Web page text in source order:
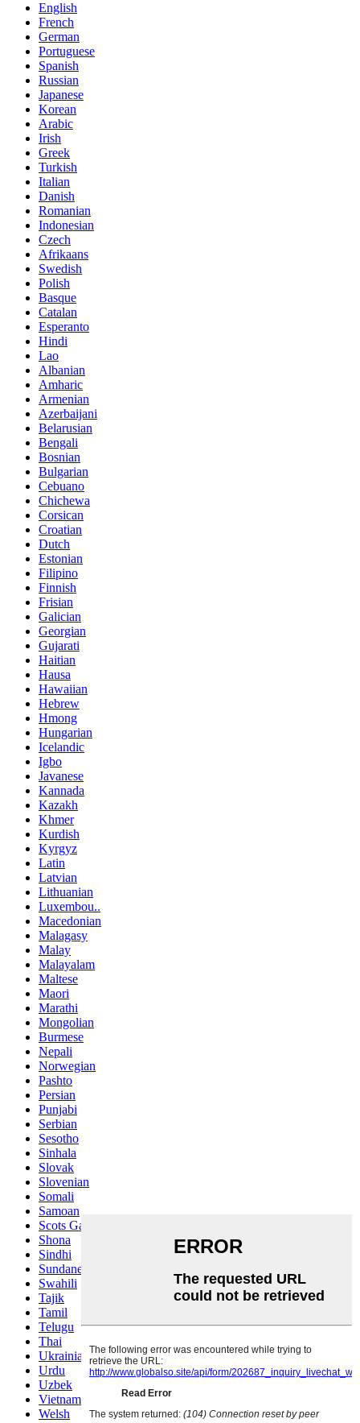
English
French
German
Portuguese
Spanish
Russian
Japanese
Korean
Arabic
Irish
Greek
Turkish
Italian
Danish
Romanian
Indonesian
Czech
Afrikaans
Swedish
Polish
Basque
Catalan
Esperanto
Hindi
Lao
Albanian
Amharic
Armenian
Azerbaijani
Belarusian
Bengali
Bosnian
Bulgarian
Cebuano
Chichewa
Corsican
Croatian
Dutch
Estonian
Filipino
Finnish
Frisian
Galician
Georgian
Gujarati
Haitian
Hausa
Hawaiian
Hebrew
Hmong
Hungarian
Icelandic
Igbo
Javanese
Kannada
Kazakh
Khmer
Kurdish
Kyrgyz
Latin
Latvian
Lithuanian
Luxembou..
Macedonian
Malagasy
Malay
Malayalam
Maltese
Maori
Marathi
Mongolian
Burmese
Nepali
Norwegian
Pashto
Persian
Punjabi
Serbian
Sesotho
Sinhala
Slovak
Slovenian
Somali
Samoan
Scots Gaelic
Shona
Sindhi
Sundanese
Swahili
Tajik
Tamil
Telugu
Thai
Ukrainian
Urdu
Uzbek
Vietnamese
Welsh